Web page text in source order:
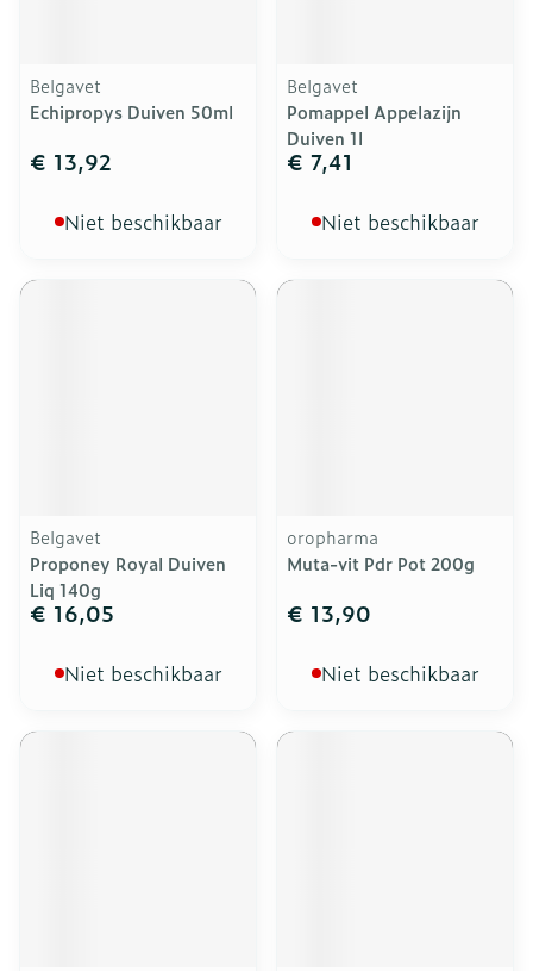
Belgavet
Echipropys Duiven 50ml
€ 13,92
Niet beschikbaar
Belgavet
Pomappel Appelazijn
Duiven 1l
€ 7,41
Niet beschikbaar
Belgavet
Proponey Royal Duiven
Liq 140g
€ 16,05
Niet beschikbaar
oropharma
Muta-vit Pdr Pot 200g
€ 13,90
Niet beschikbaar